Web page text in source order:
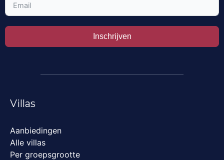
Inschrijven
Villas
Aanbiedingen
Alle villas
Per groepsgrootte